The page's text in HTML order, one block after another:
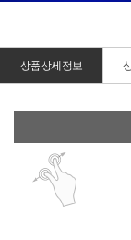
상품상세정보